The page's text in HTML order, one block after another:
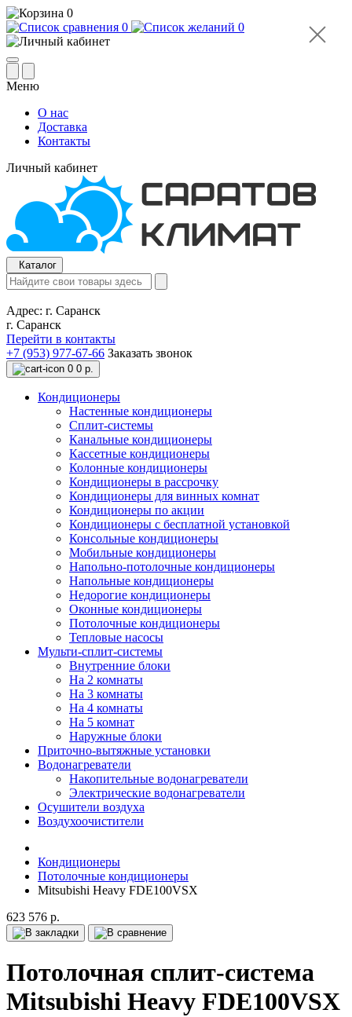
0
0
0
Меню
О нас
Доставка
Контакты
Личный кабинет
Каталог
Адрес: г. Саранск
г. Саранск
Перейти в контакты
+7 (953) 977-67-66 Заказать звонок
0 0 р.
Кондиционеры
Настенные кондиционеры
Сплит-системы
Канальные кондиционеры
Кассетные кондиционеры
Колонные кондиционеры
Кондиционеры в рассрочку
Кондиционеры для винных комнат
Кондиционеры по акции
Кондиционеры с бесплатной установкой
Консольные кондиционеры
Мобильные кондиционеры
Напольно-потолочные кондиционеры
Напольные кондиционеры
Недорогие кондиционеры
Оконные кондиционеры
Потолочные кондиционеры
Тепловые насосы
Мульти-сплит-системы
Внутренние блоки
На 2 комнаты
На 3 комнаты
На 4 комнаты
На 5 комнат
Наружные блоки
Приточно-вытяжные установки
Водонагреватели
Накопительные водонагреватели
Электрические водонагреватели
Осушители воздуха
Воздухоочистители
Кондиционеры
Потолочные кондиционеры
Mitsubishi Heavy FDE100VSX
623 576 р.
Потолочная сплит-система
Mitsubishi Heavy FDE100VSX